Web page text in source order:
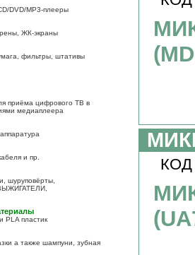
DVD/MP3-плееры
ЖК-экраны
фильтры, штативы
приёма цифрового ТВ в
медиаплеера
и пр.
шуруповёрты,
PLA пластик
а также шампуни, зубная
КОД